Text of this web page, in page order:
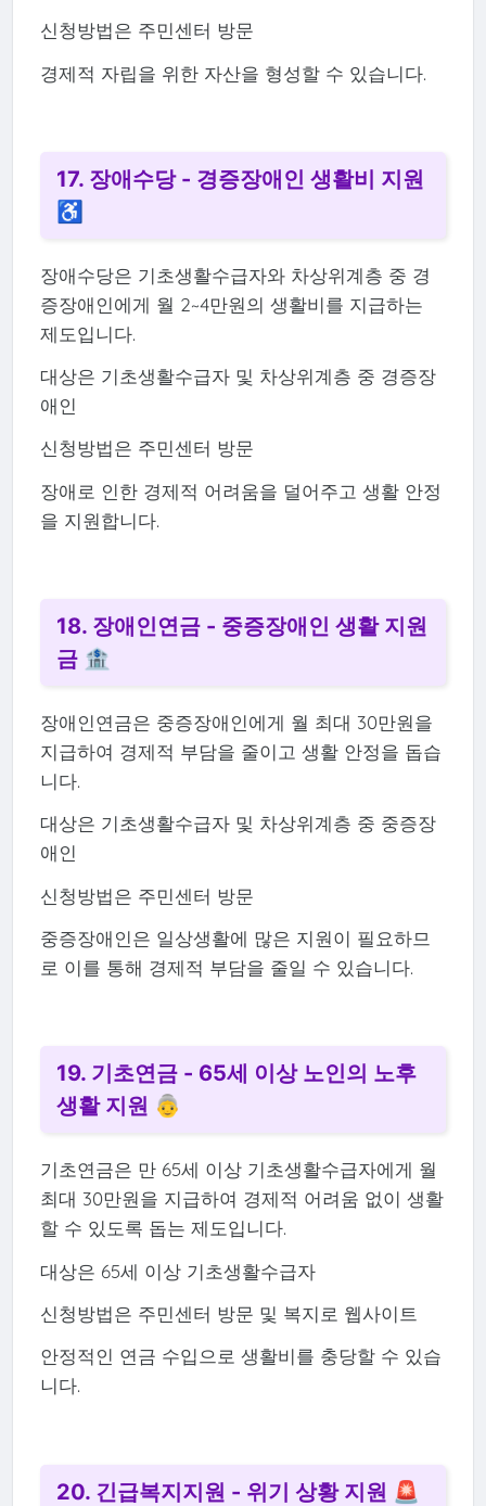
신청방법은 주민센터 방문
경제적 자립을 위한 자산을 형성할 수 있습니다.
17. 장애수당 - 경증장애인 생활비 지원
♿
장애수당은 기초생활수급자와 차상위계층 중 경
증장애인에게 월 2~4만원의 생활비를 지급하는
제도입니다.
대상은 기초생활수급자 및 차상위계층 중 경증장
애인
신청방법은 주민센터 방문
장애로 인한 경제적 어려움을 덜어주고 생활 안정
을 지원합니다.
18. 장애인연금 - 중증장애인 생활 지원
금 🏦
장애인연금은 중증장애인에게 월 최대 30만원을
지급하여 경제적 부담을 줄이고 생활 안정을 돕습
니다.
대상은 기초생활수급자 및 차상위계층 중 중증장
애인
신청방법은 주민센터 방문
중증장애인은 일상생활에 많은 지원이 필요하므
로 이를 통해 경제적 부담을 줄일 수 있습니다.
19. 기초연금 - 65세 이상 노인의 노후
생활 지원 👵
기초연금은 만 65세 이상 기초생활수급자에게 월
최대 30만원을 지급하여 경제적 어려움 없이 생활
할 수 있도록 돕는 제도입니다.
대상은 65세 이상 기초생활수급자
신청방법은 주민센터 방문 및 복지로 웹사이트
안정적인 연금 수입으로 생활비를 충당할 수 있습
니다.
20. 긴급복지지원 - 위기 상황 지원 🚨